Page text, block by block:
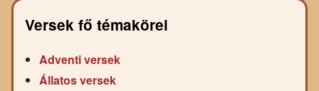
Versek fő témakörei
Adventi versek
Állatos versek